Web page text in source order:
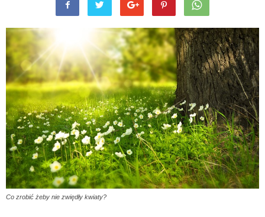
Co zrobić żeby nie zwiędły kwiaty?